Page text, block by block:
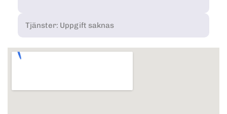
Tjänster: Uppgift saknas